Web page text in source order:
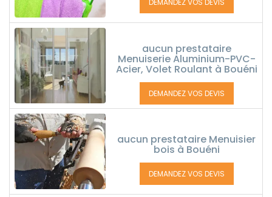
DEMANDEZ VOS DEVIS
aucun prestataire
Menuiserie Aluminium-PVC-
Acier, Volet Roulant à Bouéni
DEMANDEZ VOS DEVIS
aucun prestataire Menuisier
bois à Bouéni
DEMANDEZ VOS DEVIS